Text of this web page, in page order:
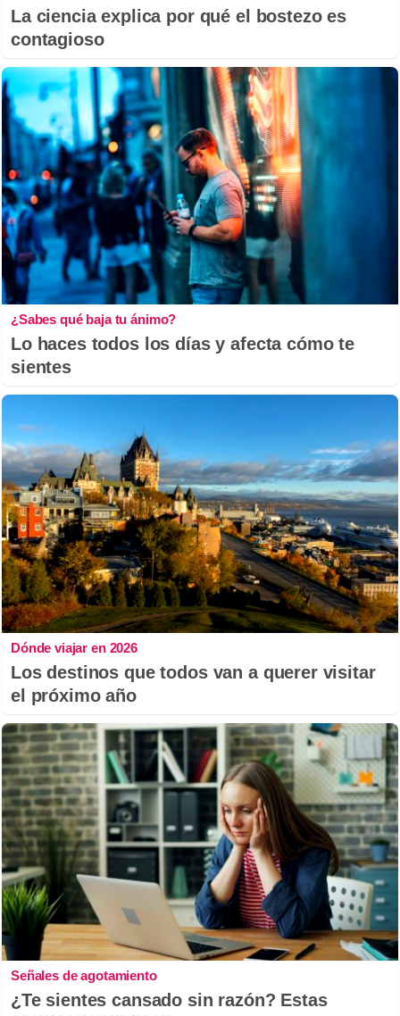
La ciencia explica por qué el bostezo es
contagioso
¿Sabes qué baja tu ánimo?
Lo haces todos los días y afecta cómo te
sientes
Dónde viajar en 2026
Los destinos que todos van a querer visitar
el próximo año
Señales de agotamiento
¿Te sientes cansado sin razón? Estas